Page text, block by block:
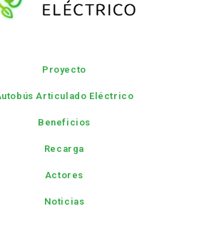
Proyecto
Articulado Eléctrico
Beneficios
Recarga
Actores
Noticias